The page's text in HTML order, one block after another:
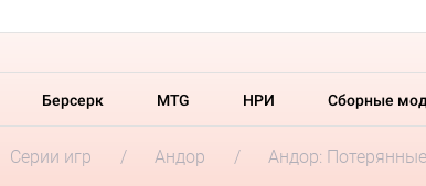
Берсерк MTG НРИ Сборные
Серии игр Андор Андор: